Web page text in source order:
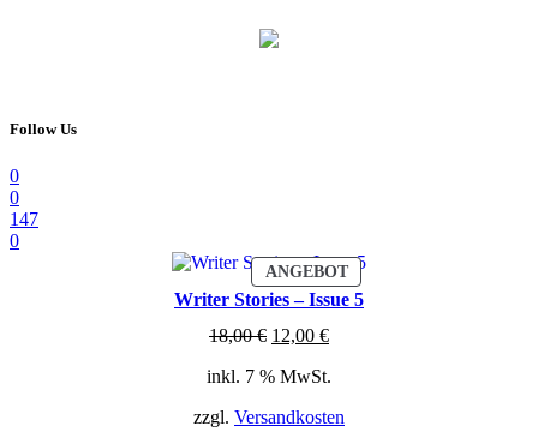
Follow Us
0
0
147
0
ANGEBOTPRODUKT
IM
ANGEBOT
Writer Stories – Issue 5
18,00€ Ursprünglicher
war:
12,00 €Aktueller
ist:
inkl. 7 % MwSt.
zzgl. Versandkosten